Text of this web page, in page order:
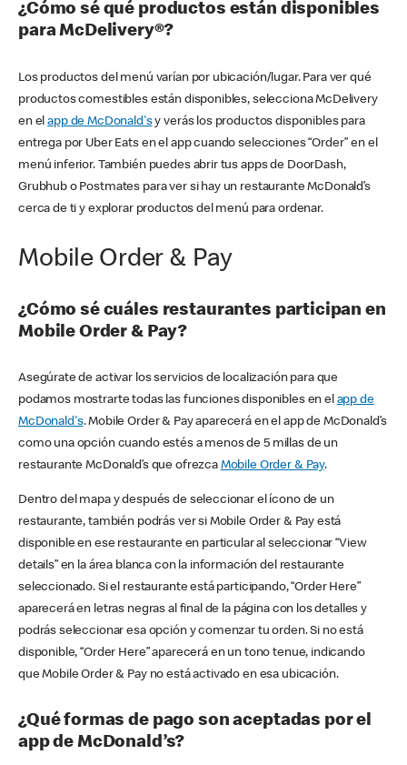
¿Cómo sé qué productos están disponibles
para McDelivery®?
Los productos del menú varían por ubicación/lugar. Para ver qué
productos comestibles están disponibles, selecciona McDelivery
en elapp de McDonald'sy verás los productos disponibles para
entrega por Uber Eats en el app cuando selecciones “Order” en el
menú inferior. También puedes abrir tus apps de DoorDash,
Grubhub o Postmates para ver si hay un restaurante McDonald’s
cerca de ti y explorar productos del menú para ordenar.
Mobile Order & Pay
¿Cómo sé cuáles restaurantes participan en
Mobile Order & Pay?
Asegúrate de activar los servicios de localización para que
podamos mostrarte todas las funciones disponibles en el app de
McDonald's. Mobile Order & Pay aparecerá en el app de McDonald’s
como una opción cuando estés a menos de 5 millas de un
restaurante McDonald’s que ofrezca Mobile Order & Pay.
Dentro del mapa y después de seleccionar el ícono de un
restaurante, también podrás ver si Mobile Order & Pay está
disponible en ese restaurante en particular al seleccionar “View
details” en la área blanca con la información del restaurante
seleccionado. Si el restaurante está participando, “Order Here”
aparecerá en letras negras al final de la página con los detalles y
podrás seleccionar esa opción y comenzar tu orden. Si no está
disponible, “Order Here” aparecerá en un tono tenue, indicando
que Mobile Order & Pay no está activado en esa ubicación.
¿Qué formas de pago son aceptadas por el
app de McDonald’s?